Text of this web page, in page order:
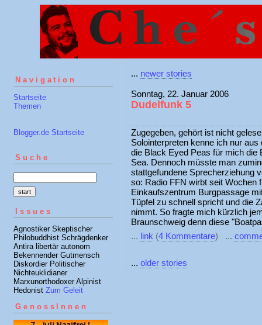
Navigation
Startseite
Themen
Blogger.de Startseite
Suche
Issues
Agnostiker Skeptischer
Philobuddhist Schrägdenker
Antira libertär autonom
Bekennender Gutmensch
Diskordier Politischer
Nichteuklidianer
Marxunorthodoxer Alpinist
Hedonist Zum Geleit
GenossInnen
... newer stories
Sonntag, 22. Januar 2006
Dudelfunk 5
Zugegeben, gehört ist nicht
Solointerpreten kenne ich nur
die Black Eyed Peas für mich die
Sea. Dennoch müsste man
stattgefundene Sprecherziehung
so: Radio FFN wirbt seit Wochen
Einkaufszentrum Burgpassage
Tüpfel zu schnell spricht und die
nimmt. So fragte mich kürzlich
Braunschweig denn diese
... link (4 Kommentare) ...
... older stories